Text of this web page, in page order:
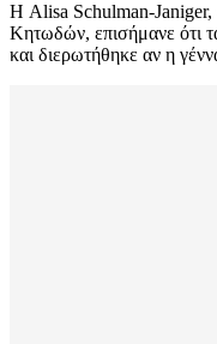
Η Alisa Schulman-Janiger,
Κητωδών, επισήμανε ότι
και διερωτήθηκε αν η